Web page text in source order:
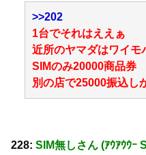
>>202
1台でそれはええぁ
近所のヤマダはワイモ
SIMのみ20000商品券
別の店で25000振込し
228: SIM無しさん (ｱｳｱｳｳｰ